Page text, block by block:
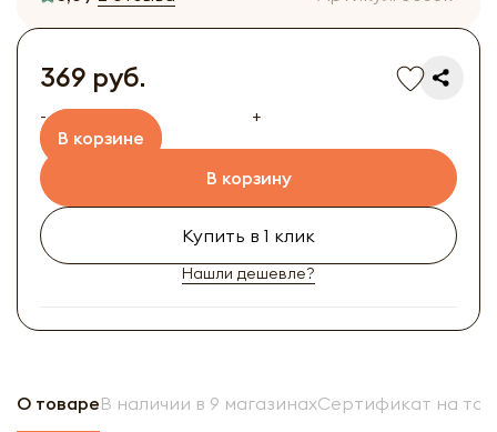
369 руб.
-
+
В корзине
В корзину
Купить в 1 клик
Нашли дешевле?
О товареВ наличии в 9 магазинахСертификат на